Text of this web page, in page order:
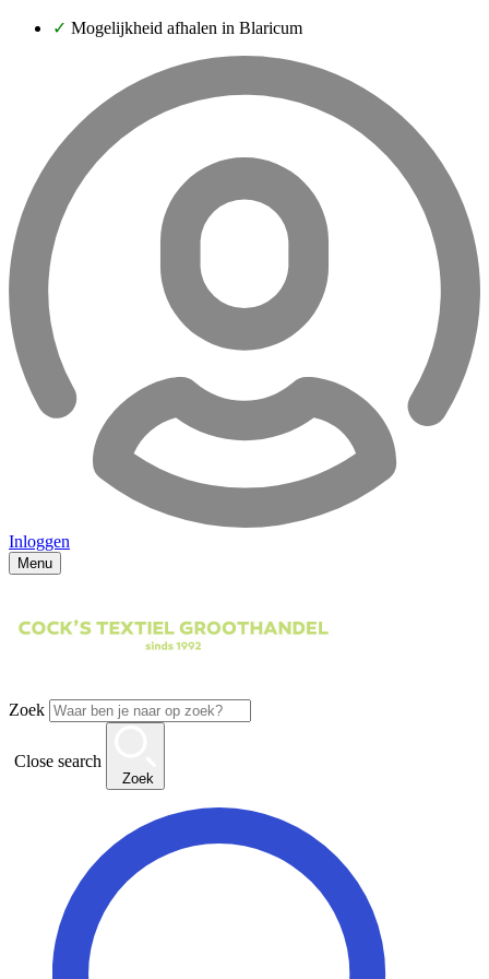
✓ Mogelijkheid afhalen in Blaricum
Inloggen
Menu
Zoek
Close search
Zoek